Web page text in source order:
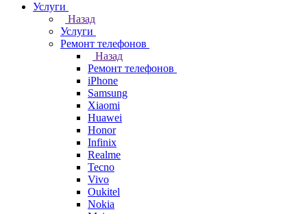
Услуги
Назад
Услуги
Ремонт телефонов
Назад
Ремонт телефонов
iPhone
Samsung
Xiaomi
Huawei
Honor
Infinix
Realme
Tecno
Vivo
Oukitel
Nokia